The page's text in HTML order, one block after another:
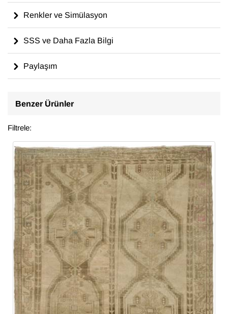
Renkler ve Simülasyon
SSS ve Daha Fazla Bilgi
Paylaşım
Benzer Ürünler
Filtrele: